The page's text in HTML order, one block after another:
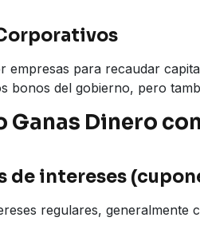
empresas para recaudar
bonos del gobierno, pero
Ganas Dinero
de intereses
regulares, generalmente